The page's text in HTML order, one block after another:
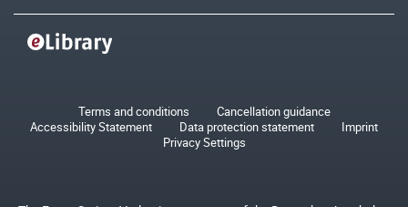
Terms and conditions
Cancellation guidance
Accessibility Statement
Data protection statement
Imprint
Privacy Settings